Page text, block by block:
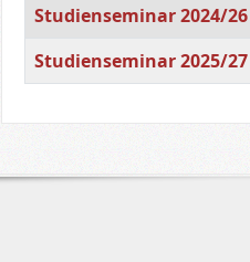
Title
Studienseminar 2024/26
Studienseminar 2025/27